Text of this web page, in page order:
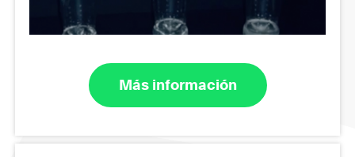
Más información